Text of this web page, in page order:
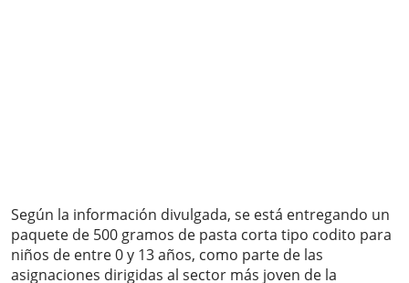
Según la información divulgada, se está entregando un
paquete de 500 gramos de pasta corta tipo codito para
niños de entre 0 y 13 años, como parte de las
asignaciones dirigidas al sector más joven de la